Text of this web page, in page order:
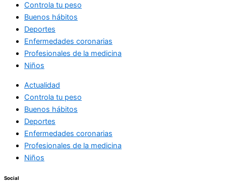
Controla tu peso
Buenos hábitos
Deportes
Enfermedades coronarias
Profesionales de la medicina
Niños
Actualidad
Controla tu peso
Buenos hábitos
Deportes
Enfermedades coronarias
Profesionales de la medicina
Niños
Social